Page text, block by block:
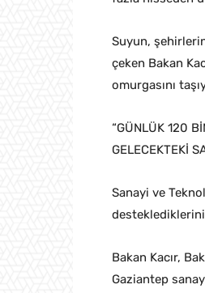
Suyun,
çeken Bakan
omurgasını
“GÜNLÜK 120
GELECEKTEKİ
Sanayi ve
desteklediklerini
Bakan Kacır,
Gaziantep